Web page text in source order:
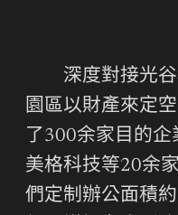
深度對接光谷
園區以財產來定
了300余家目的企
美格科技等20余
們定制辦公面積